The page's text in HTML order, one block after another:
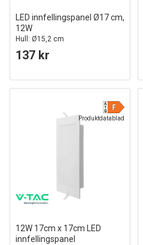
LED innfellingspanel Ø17 cm,
12W
Hull: Ø15,2 cm
137 kr
Produktdatablad
12W 17cm x 17cm LED
innfellingspanel